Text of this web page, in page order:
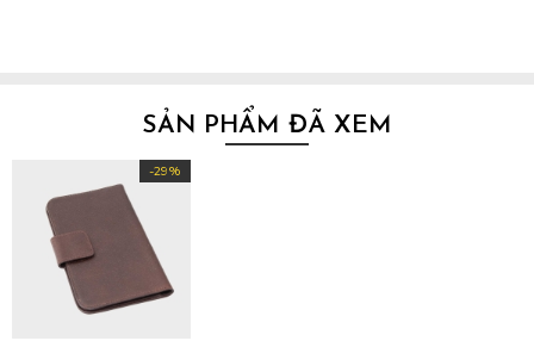
SẢN PHẨM ĐÃ XEM
-29%